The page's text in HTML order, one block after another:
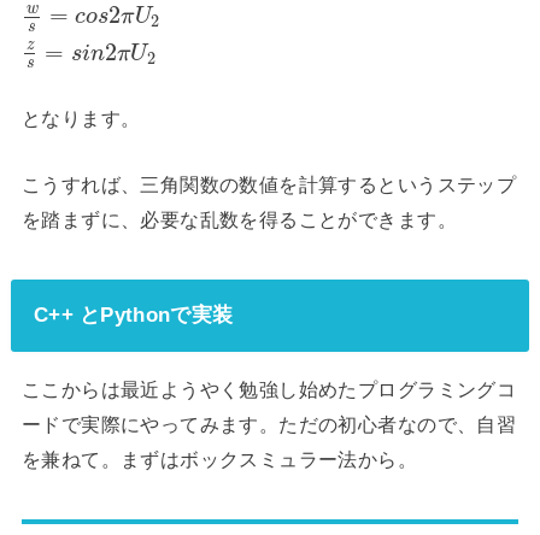
w
s
= cos2πU2
z
s
= sin2πU2
となります。
こうすれば、三角関数の数値を計算するというステップ
を踏まずに、必要な乱数を得ることができます。
C++ とPythonで実装
ここからは最近ようやく勉強し始めたプログラミングコ
ードで実際にやってみます。ただの初心者なので、自習
を兼ねて。まずはボックスミュラー法から。